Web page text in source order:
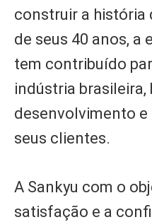
construir a história
de seus 40 anos, a
tem contribuído
indústria brasileira,
desenvolvimento
seus clientes.
A Sankyu com o
satisfação e a